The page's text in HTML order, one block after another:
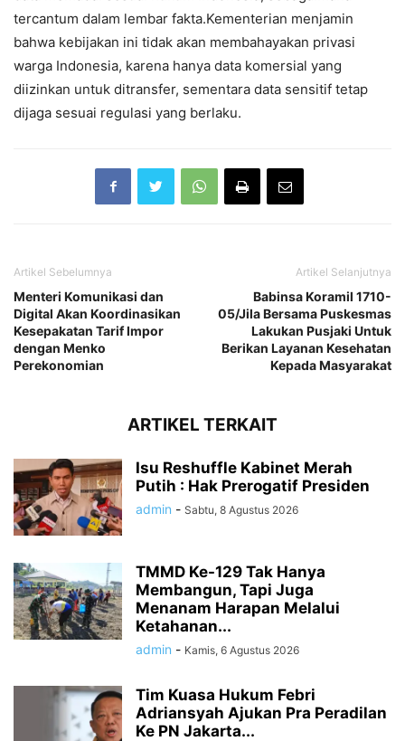
tercantum dalam lembar fakta.Kementerian menjamin
bahwa kebijakan ini tidak akan membahayakan privasi
warga Indonesia, karena hanya data komersial yang
diizinkan untuk ditransfer, sementara data sensitif tetap
dijaga sesuai regulasi yang berlaku.
Artikel Sebelumnya
Menteri Komunikasi dan
Digital Akan Koordinasikan
Kesepakatan Tarif Impor
dengan Menko
Perekonomian
Artikel Selanjutnya
Babinsa Koramil 1710-
05/Jila Bersama Puskesmas
Lakukan Pusjaki Untuk
Berikan Layanan Kesehatan
Kepada Masyarakat
ARTIKEL TERKAIT
Isu Reshuffle Kabinet Merah
Putih : Hak Prerogatif Presiden
admin - Sabtu, 8 Agustus 2026
TMMD Ke-129 Tak Hanya
Membangun, Tapi Juga
Menanam Harapan Melalui
Ketahanan...
admin - Kamis, 6 Agustus 2026
Tim Kuasa Hukum Febri
Adriansyah Ajukan Pra Peradilan
Ke PN Jakarta...